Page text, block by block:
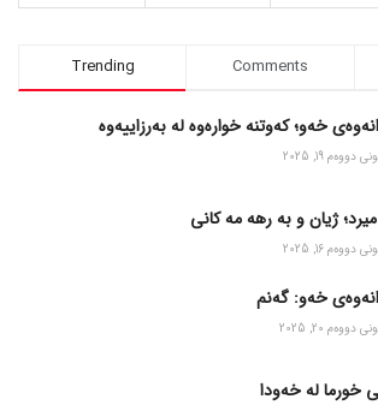
Trending Comments
خەو؛ کەوتنە خوارەوە لە بەرزاییەوە
دووه‌م 19, 2025
میرد؛ ژیان و به رهه مه کانی
دووه‌م 16, 2025
خەو: گەنم
دووه‌م 20, 2025
خورما لە خەودا